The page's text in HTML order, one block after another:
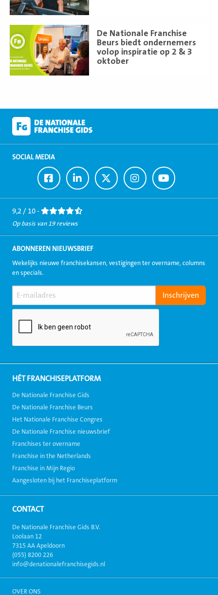
De Nationale Franchise
Beurs biedt ondernemers
volop inspiratie op 2 & 3
oktober
meer
SOCIAL MEDIA
Ga
naar
Facebook
Ga
naar
LinkedIn
Ga
naar
Twitter
Ga
naar
Instagram
Ga
naar
Youtube
9,2 / 10 -
Op basis van 19 reviews
ABONNEREN NIEUWSBRIEF
Wekelijks nieuwe franchisekansen, vestigingen ter overname, columns
en specials.
HÉT FRANCHISEPLATFORM
De Nationale Franchise Gids
De Nationale Franchise Beurs
Het Nationale Franchise Congres
De Nationale Franchise nieuwsbrief
Franchises ter overname
Franchise in the Netherlands
Franchise in Mijn Regio
Aangesloten bij het Franchiseplatform
CONTACT
De Nationale Franchise Gids B.V.
Loolaan 12
7315 AA Apeldoorn
(055) 8200 226
info@denationalefranchisegids.nl
OVER ONS